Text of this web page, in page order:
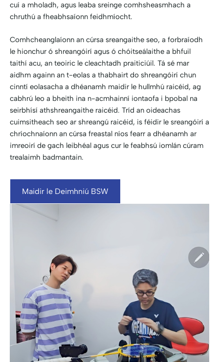
cuí a mholadh, agus leaba sreinge comhsheasmhach a
chruthú a fheabhsaíonn feidhmíocht.
Comhcheanglaíonn an cúrsa sreangaithe seo, a forbraíodh
le hionchur ó shreangóirí agus ó chóitseálaithe a bhfuil
taithí acu, an teoiric le cleachtadh praiticiúil. Tá sé mar
aidhm againn an t-eolas a thabhairt do shreangóirí chun
cinntí eolasacha a dhéanamh maidir le hullmhú raicéid, ag
cabhrú leo a bheith ina n-acmhainní iontaofa i bpobal na
seirbhísí athshreangaithe raicéid. Tríd an oideachas
cuimsitheach seo ar shreangú raicéid, is féidir le sreangóirí a
chríochnaíonn an cúrsa freastal níos fearr a dhéanamh ar
imreoirí de gach leibhéal agus cur le feabhsú iomlán cúram
trealaimh badmantain.
Maidir le Deimhniú BSW